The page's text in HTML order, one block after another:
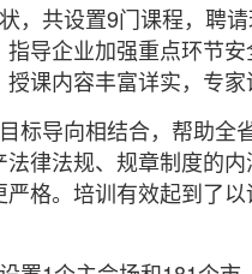
，共设置9门课程，聘
导企业加强重点环节
课内容丰富详实，专家
标导向相结合，帮助
律法规、规章制度的
格。培训有效起到了